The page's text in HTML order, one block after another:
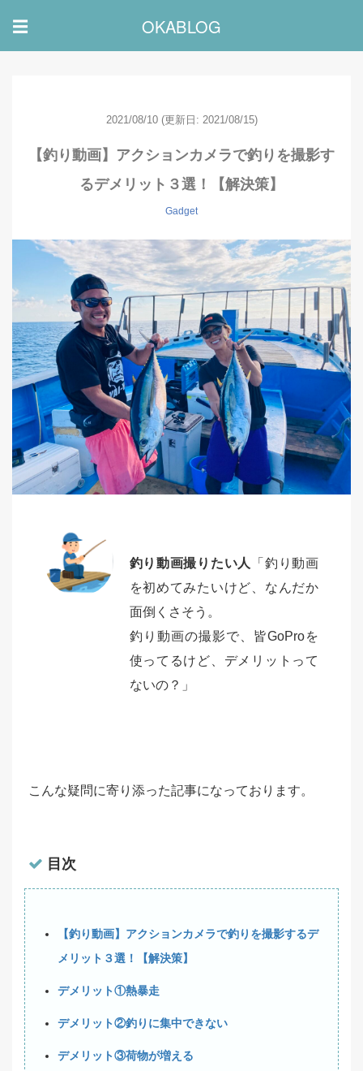
☰ OKABLOG
2021/08/10 (更新日: 2021/08/15)
【釣り動画】アクションカメラで釣りを撮影す
るデメリット３選！【解決策】
Gadget
釣り動画撮りたい人
「釣り動画
を初めてみたいけど、なんだか
面倒くさそう。
釣り動画の撮影で、皆GoProを
使ってるけど、デメリットって
ないの？」
こんな疑問に寄り添った記事になっております。
目次
【釣り動画】アクションカメラで釣りを撮影するデ
メリット３選！【解決策】
デメリット①熱暴走
デメリット②釣りに集中できない
デメリット③荷物が増える